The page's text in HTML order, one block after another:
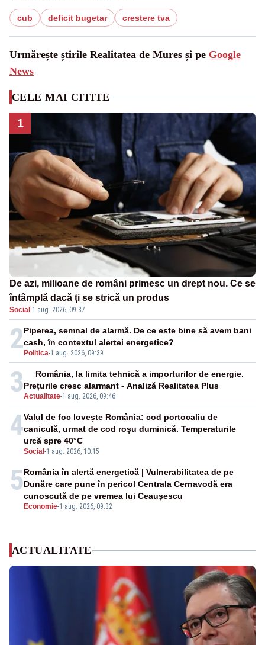
cub deficit bugetar crestere tva
Urmărește știrile Realitatea de Mures și pe Google
News
CELE MAI CITITE
1
De azi, milioane de români primesc un drept nou. Ce se
întâmplă dacă ți se strică un produs
Social ·1 aug. 2026, 09:37
2 Politica-1 aug. 2026, 09:39
Piperea, semnal de alarmă. De ce este bine să avem bani
cash, în contextul alertei energetice?
3Actualitate-1 aug. 2026, 09:46
România, la limita tehnică a importurilor de energie.
Prețurile cresc alarmant - Analiză Realitatea Plus
4
Social -1 aug. 2026, 10:15
Valul de foc lovește România: cod portocaliu de
caniculă, urmat de cod roșu duminică. Temperaturile
urcă spre 40°C
5
Economie-1 aug. 2026, 09:32
România în alertă energetică | Vulnerabilitatea de pe
Dunăre care pune în pericol Centrala Cernavodă era
cunoscută de pe vremea lui Ceaușescu
ACTUALITATE